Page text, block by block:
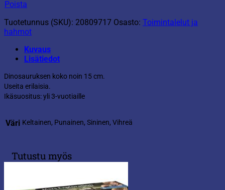
Poista
Tuotetunnus (SKU): 20809717 Osasto: Toimintalelut ja
hahmot
Kuvaus
Lisätiedot
Dinosauruksen koko noin 15 cm.
Useita erilaisia.
Ikäsuositus: yli 3-vuotiaille
Väri Keltainen, Punainen, Sininen, Vihreä
Tutustu myös